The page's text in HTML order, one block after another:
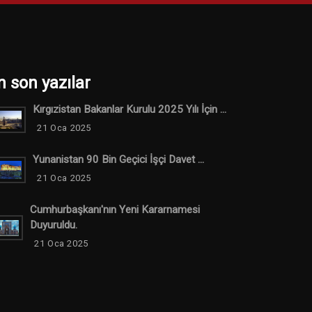
son yazılar
Kırgızistan Bakanlar Kurulu 2025 Yılı İçin ...
21 Oca 2025
Yunanistan 90 Bin Geçici İşçi Davet ...
21 Oca 2025
Cumhurbaşkanı'nın Yeni Kararnamesi
Duyuruldu.
21 Oca 2025